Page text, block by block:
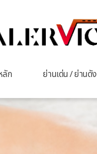
ลัก ย่านเด่น / ย่านดัง